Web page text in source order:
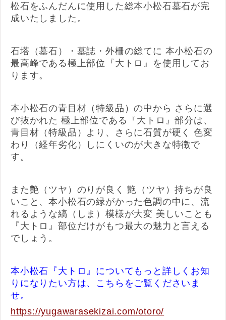
松石をふんだんに使用した総本小松石墓石が完
成いたしました。
石塔（墓石）・墓誌・外柵の総てに 本小松石の
最高峰である極上部位『大トロ』を使用してお
ります。
本小松石の青目材（特級品）の中から さらに選
び抜かれた 極上部位である『大トロ』部分は、
青目材（特級品）より、さらに石質が硬く 色変
わり（経年劣化）しにくいのが大きな特徴で
す。
また艶（ツヤ）のりが良く 艶（ツヤ）持ちが良
いこと、本小松石の緑がかった色調の中に、流
れるような縞（しま）模様が大変 美しいことも
『大トロ』部位だけがもつ最大の魅力と言える
でしょう。
本小松石『大トロ』についてもっと詳しくお知
りになりたい方は、こちらをご覧くださいま
せ。
https://yugawarasekizai.com/otoro/